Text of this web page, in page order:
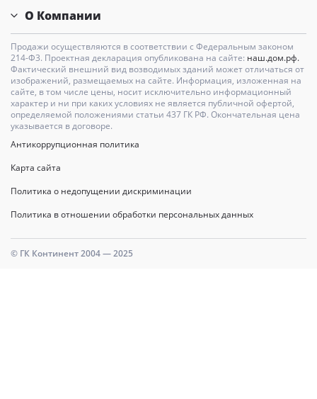
О Компании
Продажи осуществляются в соответствии с Федеральным законом
214-Ф3. Проектная декларация опубликована на сайте: наш.дом.рф.
Фактический внешний вид возводимых зданий может отличаться от
изображений, размещаемых на сайте. Информация, изложенная на
сайте, в том числе цены, носит исключительно информационный
характер и ни при каких условиях не является публичной офертой,
определяемой положениями статьи 437 ГК РФ. Окончательная цена
указывается в договоре.
Антикоррупционная политика
Карта сайта
Политика о недопущении дискриминации
Политика в отношении обработки персональных данных
© ГК Континент 2004 — 2025